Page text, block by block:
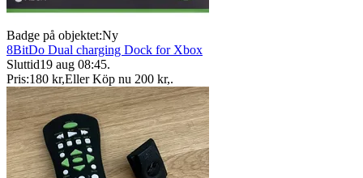
Badge på objektet:Ny
8BitDo Dual charging Dock for Xbox
Sluttid19 aug 08:45.
Pris:180 kr,Eller Köp nu 200 kr,.